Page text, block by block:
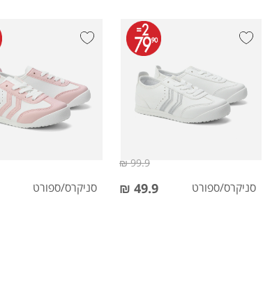
סניקרס/ספורט 49.9 ₪
99.9 ₪
סניקרס/ספורט